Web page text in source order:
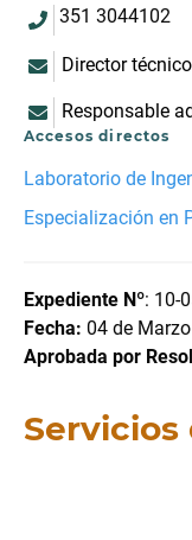
351 3044102
Director
Responsable
Accesos directos
Laboratorio de
Especialización en
Expediente Nº: 10-
Fecha: 04 de
Aprobada por